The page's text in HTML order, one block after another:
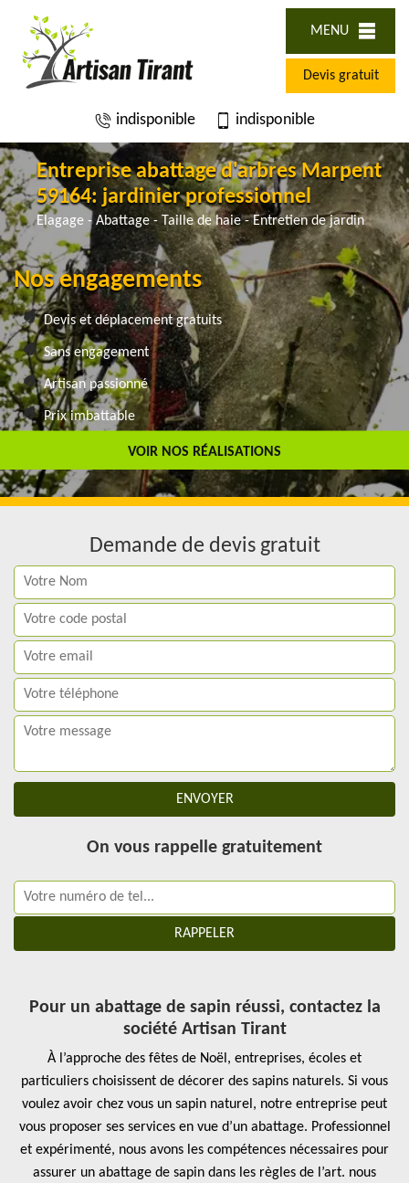
MENU
Devis gratuit
indisponible indisponible
Entreprise abattage d'arbres Marpent
59164: jardinier professionnel
Elagage - Abattage - Taille de haie - Entretien de jardin
VOIR NOS RÉALISATIONS
Nos engagements
Devis et déplacement gratuits
Sans engagement
Artisan passionné
Prix imbattable
Travail de qualité
Demande de devis gratuit
On vous rappelle gratuitement
Pour un abattage de sapin réussi, contactez la
société Artisan Tirant
À l’approche des fêtes de Noël, entreprises, écoles et
particuliers choisissent de décorer des sapins naturels. Si vous
voulez avoir chez vous un sapin naturel, notre entreprise peut
vous proposer ses services en vue d’un abattage. Professionnel
et expérimenté, nous avons les compétences nécessaires pour
assurer un abattage de sapin dans les règles de l’art. nous